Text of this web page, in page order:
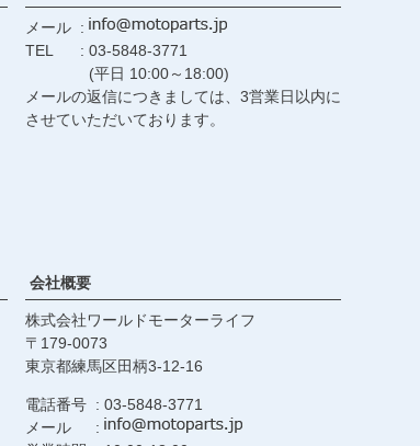
メール
TEL
03-5848-3771
(平日 10:00～18:00)
メールの返信につきましては、3営業日以内に
させていただいております。
会社概要
株式会社ワールドモーターライフ
179-0073
東京都練馬区田柄3-12-16
電話番号
03-5848-3771
メール